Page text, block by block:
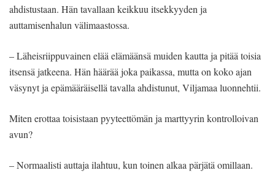
ahdistustaan. Hän tavallaan keikkuu itsekkyyden ja
auttamisenhalun välimaastossa.
– Läheisriippuvainen elää elämäänsä muiden kautta ja pitää toisia
itsensä jatkeena. Hän häärää joka paikassa, mutta on koko ajan
väsynyt ja epämääräisellä tavalla ahdistunut, Viljamaa luonnehtii.
Miten erottaa toisistaan pyyteettömän ja marttyyrin kontrolloivan
avun?
– Normaalisti auttaja ilahtuu, kun toinen alkaa pärjätä omillaan.